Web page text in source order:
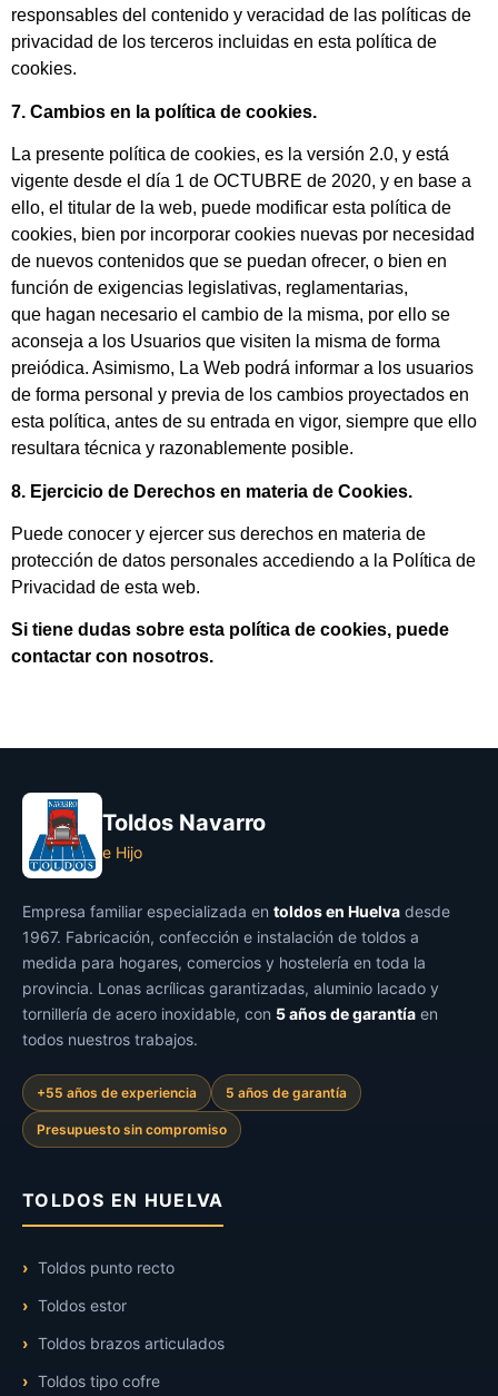
responsables del contenido y veracidad de las políticas de
privacidad de los terceros incluidas en esta política de
cookies.
7. Cambios en la política de cookies.
La presente política de cookies, es la versión 2.0, y está
vigente desde el día 1 de OCTUBRE de 2020, y en base a
ello, el titular de la web, puede modificar esta política de
cookies, bien por incorporar cookies nuevas por necesidad
de nuevos contenidos que se puedan ofrecer, o bien en
función de exigencias legislativas, reglamentarias,
que hagan necesario el cambio de la misma, por ello se
aconseja a los Usuarios que visiten la misma de forma
preiódica. Asimismo, La Web podrá informar a los usuarios
de forma personal y previa de los cambios proyectados en
esta política, antes de su entrada en vigor, siempre que ello
resultara técnica y razonablemente posible.
8. Ejercicio de Derechos en materia de Cookies.
Puede conocer y ejercer sus derechos en materia de
protección de datos personales accediendo a la Política de
Privacidad de esta web.
Si tiene dudas sobre esta política de cookies, puede
contactar con nosotros.
Toldos Navarro
e Hijo
Empresa familiar especializada en toldos en Huelva desde
1967. Fabricación, confección e instalación de toldos a
medida para hogares, comercios y hostelería en toda la
provincia. Lonas acrílicas garantizadas, aluminio lacado y
tornillería de acero inoxidable, con 5 años de garantía en
todos nuestros trabajos.
+55 años de experiencia 5 años de garantía
Presupuesto sin compromiso
TOLDOS EN HUELVA
Toldos punto recto
Toldos estor
Toldos brazos articulados
Toldos tipo cofre